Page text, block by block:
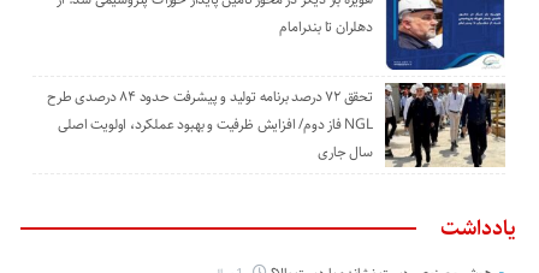
دهلران تا بندرامام
تحقق ۷۲ درصد برنامه تولید و پیشرفت حدود ۸۴ درصدی طرح
NGL فاز دوم/ افزایش ظرفیت و بهبود عملکرد، اولویت اصلی
سال جاری
یادداشت